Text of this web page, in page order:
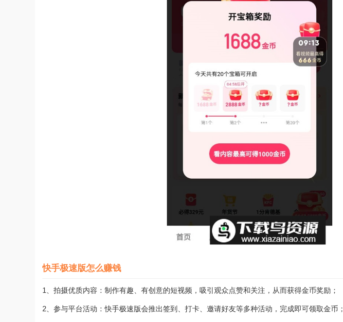
快手极速版怎么赚钱
1、拍摄优质内容：制作有趣、有创意的短视频，吸引观众点赞和关注，从而获得金币奖励；
2、参与平台活动：快手极速版会推出签到、打卡、邀请好友等多种活动，完成即可领取金币；